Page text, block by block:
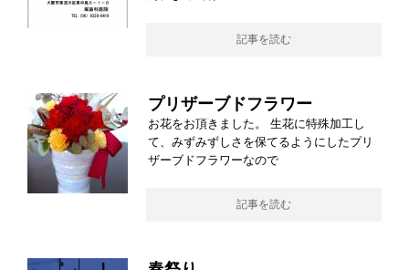
記事を読む
プリザーブドフラワー
お花をお頂きました。 生花に特殊加工し
て、みずみずしさを保てるようにしたプリ
ザーブドフラワーなので
記事を読む